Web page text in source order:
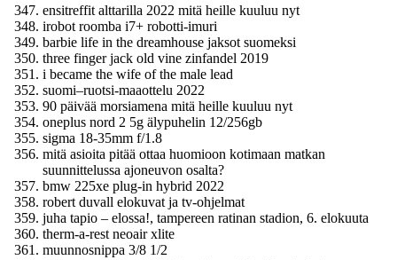
ensitreffit alttarilla 2022 mitä heille kuuluu nyt
irobot roomba i7+ robotti-imuri
barbie life in the dreamhouse jaksot suomeksi
three finger jack old vine zinfandel 2019
i became the wife of the male lead
suomi–ruotsi-maaottelu 2022
90 päivää morsiamena mitä heille kuuluu nyt
oneplus nord 2 5g älypuhelin 12/256gb
sigma 18-35mm f/1.8
mitä asioita pitää ottaa huomioon kotimaan matkan
suunnittelussa ajoneuvon osalta?
bmw 225xe plug-in hybrid 2022
robert duvall elokuvat ja tv-ohjelmat
juha tapio – elossa!, tampereen ratinan stadion, 6. elokuuta
therm-a-rest neoair xlite
muunnosnippa 3/8 1/2